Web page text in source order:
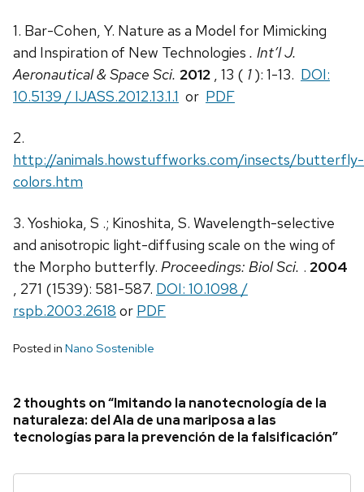
1. Bar-Cohen, Y. Nature as a Model for Mimicking
and Inspiration of New Technologies . Int’l J.
Aeronautical & Space Sci. 2012 , 13 ( 1): 1-13. DOI:
10.5139 / IJASS.2012.13.1.1 or PDF
2.
http://animals.howstuffworks.com/insects/butterfly-
colors.htm
3. Yoshioka, S .; Kinoshita, S. Wavelength-selective
and anisotropic light-diffusing scale on the wing of
the Morpho butterfly. Proceedings: Biol Sci. . 2004
, 271 (1539): 581-587. DOI: 10.1098 /
rspb.2003.2618 or PDF
Posted in Nano Sostenible
2 thoughts on “Imitando la nanotecnología de la
naturaleza: del Ala de una mariposa a las
tecnologías para la prevención de la falsificación”